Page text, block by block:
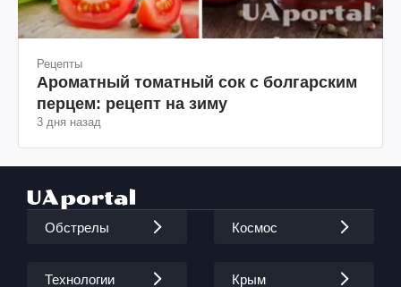
Рецепты
Ароматный томатный сок с болгарским
перцем: рецепт на зиму
3 дня назад
Обстрелы Космос
Технологии Крым